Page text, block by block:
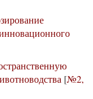
[№2,